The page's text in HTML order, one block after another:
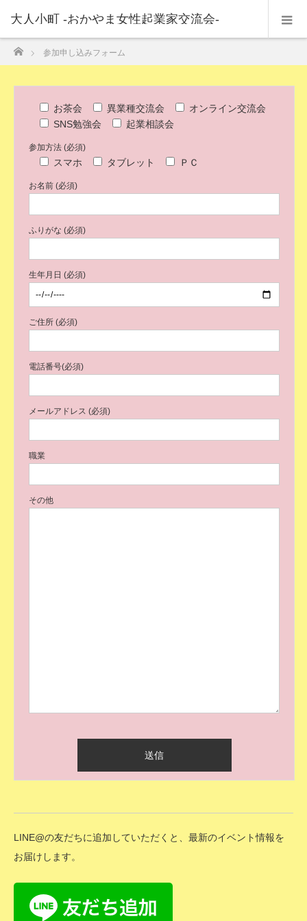
大人小町 -おかやま女性起業家交流会-
ホーム
参加申し込みフォーム
お茶会 異業種交流会
オンライン交流会
SNS勉強会
起業相談会
参加方法 (必須)
スマホ タブレット ＰＣ
お名前 (必須)
ふりがな (必須)
生年月日 (必須)
ご住所 (必須)
電話番号(必須)
メールアドレス (必須)
職業
その他
LINE@の友だちに追加していただくと、最新のイベント情報を
お届けします。